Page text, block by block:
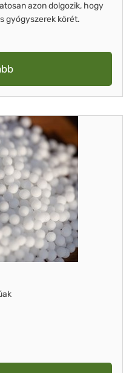
azon dolgozik, hogy
gyógyszerek körét.